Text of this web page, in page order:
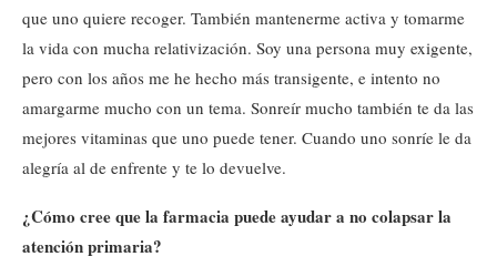
que uno quiere recoger. También mantenerme activa y tomarme
la vida con mucha relativización. Soy una persona muy exigente,
pero con los años me he hecho más transigente, e intento no
amargarme mucho con un tema. Sonreír mucho también te da las
mejores vitaminas que uno puede tener. Cuando uno sonríe le da
alegría al de enfrente y te lo devuelve.
¿Cómo cree que la farmacia puede ayudar a no colapsar la
atención primaria?